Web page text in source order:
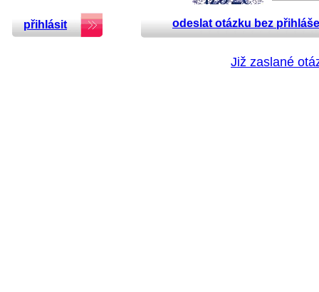
přihlásit odeslat otázku bez
Již zaslané